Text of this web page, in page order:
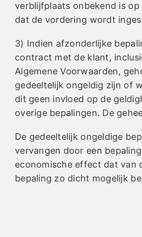
verblijfplaats onbekend is
dat de vordering wordt
3) Indien afzonderlijke
contract met de klant,
Algemene Voorwaarden,
gedeeltelijk ongeldig zijn of
dit geen invloed op de
overige bepalingen. De
De gedeeltelijk ongeldige
vervangen door een
economische effect dat van
bepaling zo dicht mogelijk